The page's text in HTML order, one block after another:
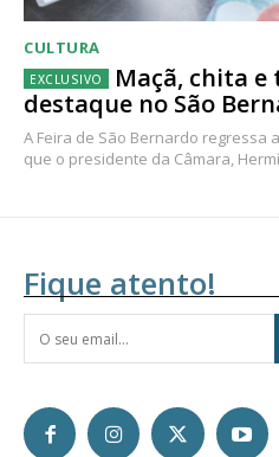
CULTURA
Maçã, chita e
destaque no São
A Feira de São Bernardo regressa
que o presidente da Câmara,
Fique atento!